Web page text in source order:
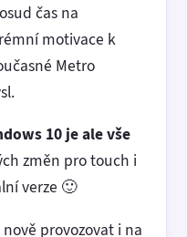
čas na
motivace k
Metro
10 je ale vše
změn pro touch i
verze 🙂
provozovat i na